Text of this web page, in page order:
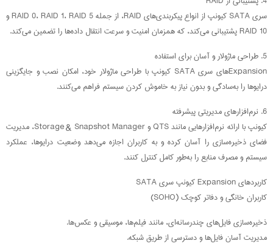
سری SATA کیونپ از انواع پیکربندی‌های RAID، از جمله RAID 0، RAID 1، RAID 5 و
RAID 10 پشتیبانی می‌کند، که همزمان امنیت و سرعت انتقال داده‌ها را تضمین می‌کند.
5. طراحی ماژولار و آسان برای استفاده
Expansion‌های سری SATA کیونپ با طراحی ماژولار خود، امکان نصب و جایگزینی
درایوها را به‌سادگی و بدون نیاز به خاموش کردن سیستم فراهم می‌کنند.
6. نرم‌افزارهای مدیریتی پیشرفته
کیونپ با ارائه نرم‌افزارهایی مانند QTS و Storage & Snapshot Manager، مدیریت
فضای ذخیره‌سازی را آسان کرده و به کاربران اجازه می‌دهد وضعیت درایوها، عملکرد
سیستم و مصرف منابع را به‌طور کامل کنترل کنند.
کاربردهای Expansion کیونپ سری SATA
کاربران خانگی و دفاتر کوچک (SOHO)
ذخیره‌سازی فایل‌های چندرسانه‌ای، مانند فیلم‌ها، موسیقی و عکس‌ها.
مدیریت آسان فایل‌ها و دسترسی از طریق شبکه.